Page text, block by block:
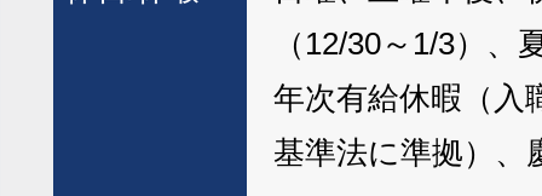
（12/30～1/3）、
年次有給休暇（入
基準法に準拠）、